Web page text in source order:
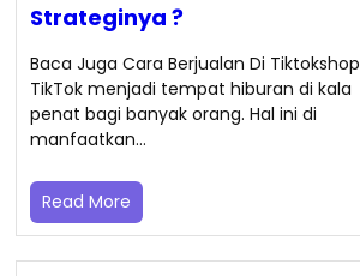
Strateginya ?
Baca Juga Cara Berjualan Di Tiktokshop
TikTok menjadi tempat hiburan di kala
penat bagi banyak orang. Hal ini di
manfaatkan…
Read More